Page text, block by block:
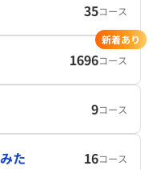
35コース
1696コース
新着あり
9コース
た 16コース